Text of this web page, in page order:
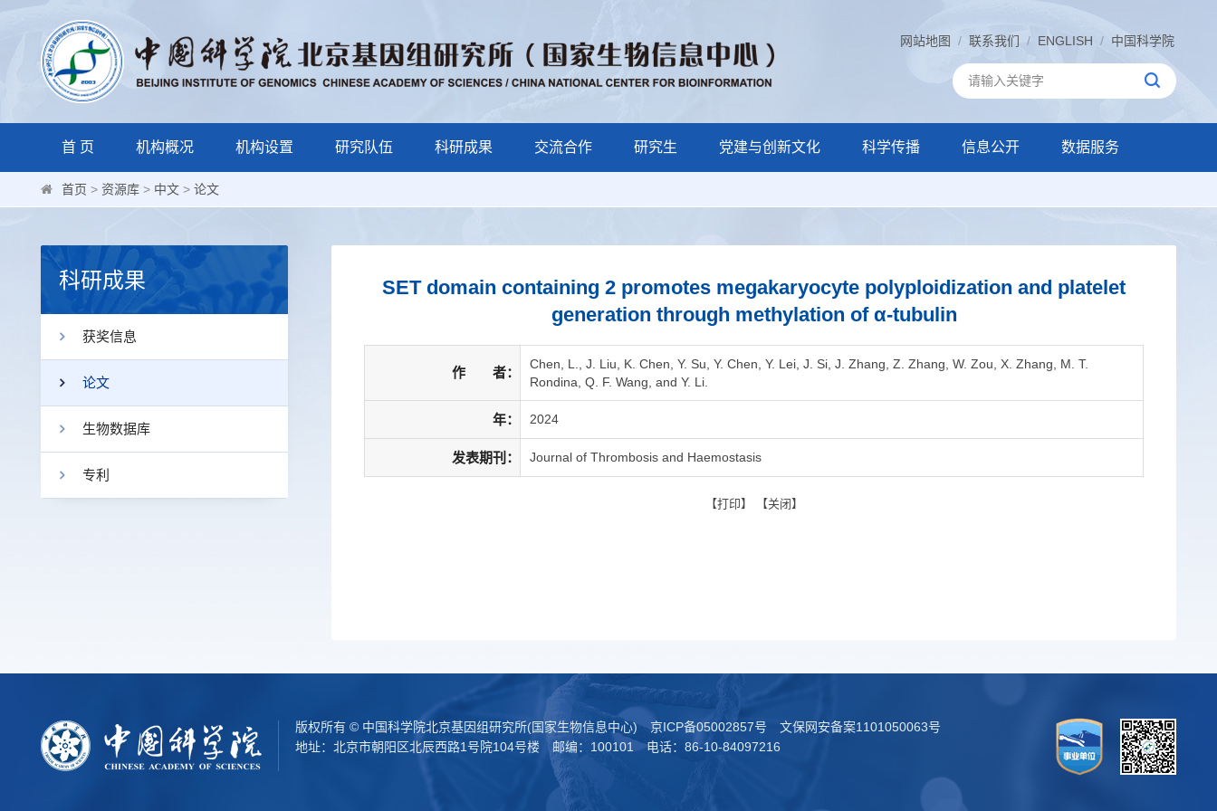
网站地图 / 联系我们 / ENGLISH / 中国科学院
首 页 机构概况 机构设置 研究队伍 科研成果 交流合作 研究生 党建与创新文化 科学传播 信息公开 数据服务
首页 > 资源库 > 中文 > 论文
科研成果
获奖信息
论文
生物数据库
专利
SET domain containing 2 promotes megakaryocyte polyploidization and platelet
generation through methylation of α-tubulin
作 者：
Chen, L., J. Liu, K. Chen, Y. Su, Y. Chen, Y. Lei, J. Si, J. Zhang, Z. Zhang, W. Zou, X. Zhang, M. T.
Rondina, Q. F. Wang, and Y. Li.
年： 2024
发表期刊： Journal of Thrombosis and Haemostasis
【打印】 【关闭 】
版权所有 © 中国科学院北京基因组研究所(国家生物信息中心)京ICP备05002857号
文保网安备案1101050063号
地址：北京市朝阳区北辰西路1号院104号楼 邮编：100101 电话：86-10-84097216